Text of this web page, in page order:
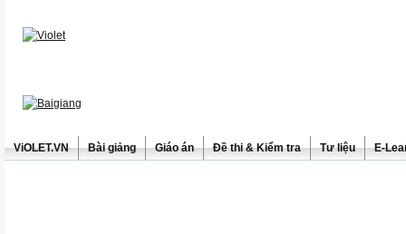
ViOLET.VN Bài giảng Giáo án Đề thi & Kiểm tra Tư liệu E-